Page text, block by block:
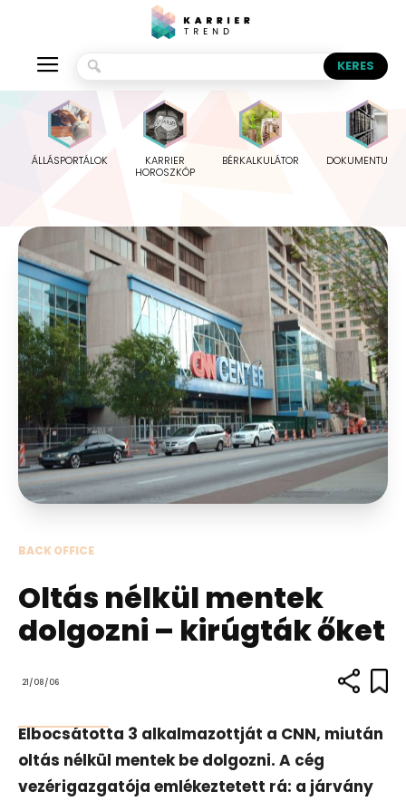
ÁLLÁSPORTÁLOK
KARRIER
HOROSZKÓP
BÉRKALKULÁTOR
BACK OFFICE
Oltás nélkül mentek
dolgozni – kirúgták őket
21/08/06
Elbocsátotta 3 alkalmazottját a CNN, miután
oltás nélkül mentek be dolgozni. A cég
vezérigazgatója emlékeztetett rá: a járvány